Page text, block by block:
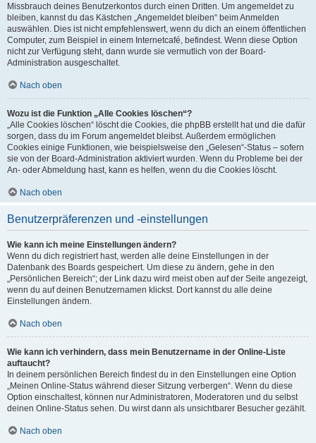
Missbrauch deines Benutzerkontos durch einen Dritten. Um angemeldet zu
bleiben, kannst du das Kästchen „Angemeldet bleiben“ beim Anmelden
auswählen. Dies ist nicht empfehlenswert, wenn du dich an einem öffentlichen
Computer, zum Beispiel in einem Internetcafé, befindest. Wenn diese Option
nicht zur Verfügung steht, dann wurde sie vermutlich von der Board-
Administration ausgeschaltet.
Nach oben
Wozu ist die Funktion „Alle Cookies löschen“?
„Alle Cookies löschen“ löscht die Cookies, die phpBB erstellt hat und die dafür
sorgen, dass du im Forum angemeldet bleibst. Außerdem ermöglichen
Cookies einige Funktionen, wie beispielsweise den „Gelesen“-Status – sofern
sie von der Board-Administration aktiviert wurden. Wenn du Probleme bei der
An- oder Abmeldung hast, kann es helfen, wenn du die Cookies löscht.
Nach oben
Benutzerpräferenzen und -einstellungen
Wie kann ich meine Einstellungen ändern?
Wenn du dich registriert hast, werden alle deine Einstellungen in der
Datenbank des Boards gespeichert. Um diese zu ändern, gehe in den
„Persönlichen Bereich“; der Link dazu wird meist oben auf der Seite angezeigt,
wenn du auf deinen Benutzernamen klickst. Dort kannst du alle deine
Einstellungen ändern.
Nach oben
Wie kann ich verhindern, dass mein Benutzername in der Online-Liste
auftaucht?
In deinem persönlichen Bereich findest du in den Einstellungen eine Option
„Meinen Online-Status während dieser Sitzung verbergen“. Wenn du diese
Option einschaltest, können nur Administratoren, Moderatoren und du selbst
deinen Online-Status sehen. Du wirst dann als unsichtbarer Besucher gezählt.
Nach oben